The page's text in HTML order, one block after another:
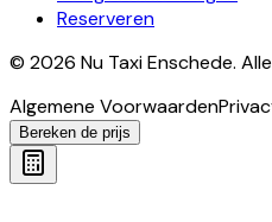
Reserveren
© 2026 Nu Taxi Enschede.
Algemene Voorwaarden
Bereken de prijs